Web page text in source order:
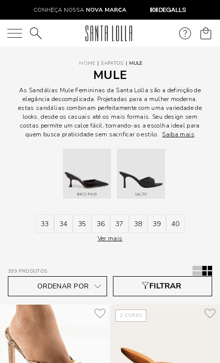
O que você está procurando?
SAPATOS MULE
MULE
As Sandálias Mule Femininas da Santa Lolla são a definição de
elegância descomplicada. Projetadas para a mulher moderna,
estas sandálias combinam perfeitamente com uma variedade de
looks, desde os casuais até os mais formais. Seu design sem
costas permite um calce fácil, tornando-as a escolha ideal para
quem busca praticidade sem sacrificar o estilo. Saiba mais
33 34 35 36 37 38 39 40
Ver mais
399 PRODUTOS
2 CORES